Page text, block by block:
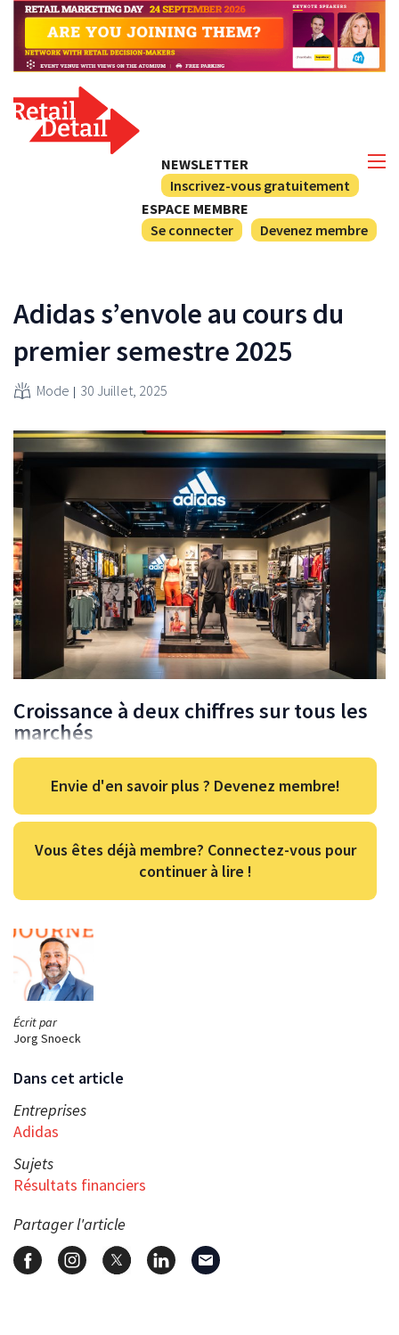
NEWSLETTER
Inscrivez-vous gratuitement
ESPACE MEMBRE
Se connecter
Devenez membre
Écrit par
Jorg Snoeck
Dans cet article
Entreprises
Adidas
Sujets
Résultats financiers
Partager l'article
Adidas s’envole au cours du
premier semestre 2025
Mode 30 Juillet, 2025
Croissance à deux chiffres sur tous les
marchés
Envie d'en savoir plus ? Devenez membre!
Vous êtes déjà membre? Connectez-vous pour
continuer à lire !